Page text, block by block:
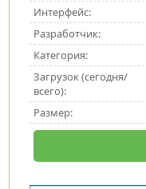
Интерфейс:
Разработчик:
Категория:
Загрузок (сегодня/
всего):
Размер: